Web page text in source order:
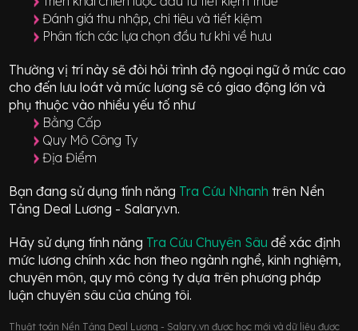
Đánh giá thu nhập, chi tiêu và tiết kiệm
Phân tích các lựa chọn đầu tư khi về hưu
Thường vị trí này sẽ đòi hỏi trình độ ngoại ngữ ở mứccao
cho đến lưu loát và mức lương sẽ có giao độnglớn và
phụ thuộc vào nhiều yếu tố như
Bằng Cấp
Quy Mô Công Ty
Địa Điểm
Bạn đang sử dụng tính năng Tra Cứu Nhanh trên Nền
Tảng Deal Lương - Salary.vn.
Hãy sử dụng tính năng Tra Cứu Chuyên Sâuđể xác định
mức lương chính xác hơn theo ngành nghề, kinh nghiệm,
chuyên môn, quy mô công ty dựa trên phương pháp
luận chuyên sâu của chúng tôi.
Thuật toán Nền Tảng Deal Lương - Salary.vn được học mới và dữ liệu được